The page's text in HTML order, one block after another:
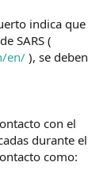
indica que
SARS (
en/ ), se deben
con el
durante el
como: